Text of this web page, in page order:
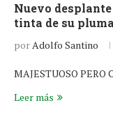
Nuevo
tinta de su
porAdolfo Santino
MAJESTUOSO PERO
Leer más